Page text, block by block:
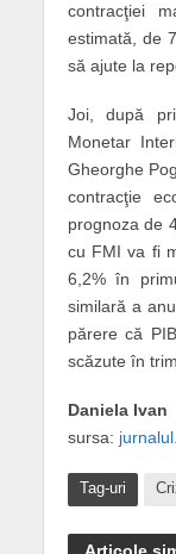
contracţiei
estimată, de
să ajute la
Joi, după
Monetar
Gheorghe
contracţie
prognoza de
cu FMI va fi
6,2% în
similară a
părere că
scăzute în
Daniela Ivan
sursa:
Tag-uri